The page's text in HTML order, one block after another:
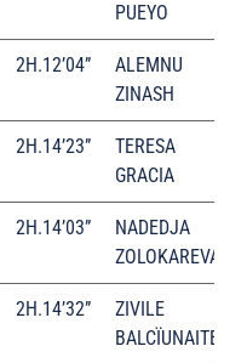
PUEYO
2H.12’04”
ALEMNU
ZINASH
2H.14’23”
TERESA
GRACIA
2H.14’03”
NADEDJA
ZOLOKAREVA
2H.14’32”
ZIVILE
BALCÏUNAITE